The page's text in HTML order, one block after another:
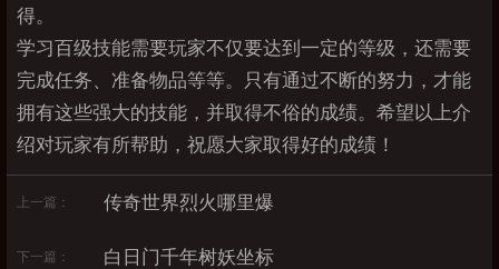
得。
学习百级技能需要玩家不仅要达到一定的等级，还需要
完成任务、准备物品等等。只有通过不断的努力，才能
拥有这些强大的技能，并取得不俗的成绩。希望以上介
绍对玩家有所帮助，祝愿大家取得好的成绩！
上一篇： 传奇世界烈火哪里爆
下一篇： 白日门千年树妖坐标